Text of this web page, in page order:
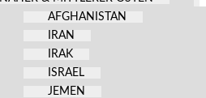
AFGHANISTAN
IRAN
IRAK
ISRAEL
JEMEN